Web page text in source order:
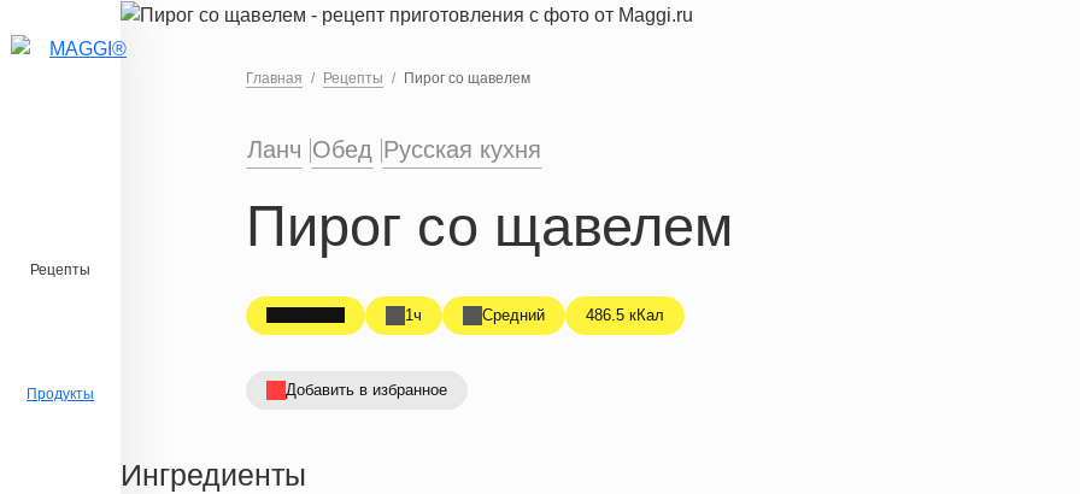
Перейти к основному содержанию
Рецепты
Продукты
Главная Рецепты Пирог со щавелем
Ланч Обед Русская кухня
Пирог со щавелем
1ч Средний 486.5 кКал
Добавить в избранное
Ингредиенты